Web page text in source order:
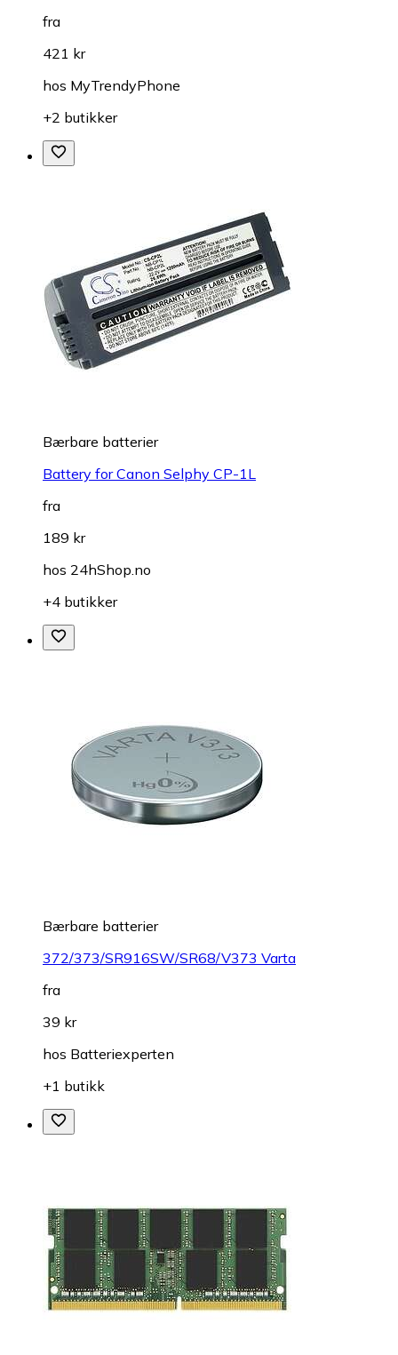
fra
421 kr
hos MyTrendyPhone
+2 butikker
Bærbare batterier
Battery for Canon Selphy CP-1L
fra
189 kr
hos 24hShop.no
+4 butikker
Bærbare batterier
372/373/SR916SW/SR68/V373 Varta
fra
39 kr
hos Batteriexperten
+1 butikk